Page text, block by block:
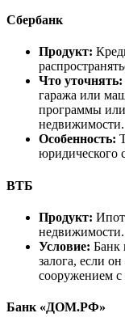
Сбербанк
Продукт:
Что уточнять:
гаража или
программы или
недвижимости.
Особенность:
юридического
ВТБ
Продукт:
недвижимости.
Условие: Банк
залога, если
сооружением с
Банк «ДОМ.РФ»